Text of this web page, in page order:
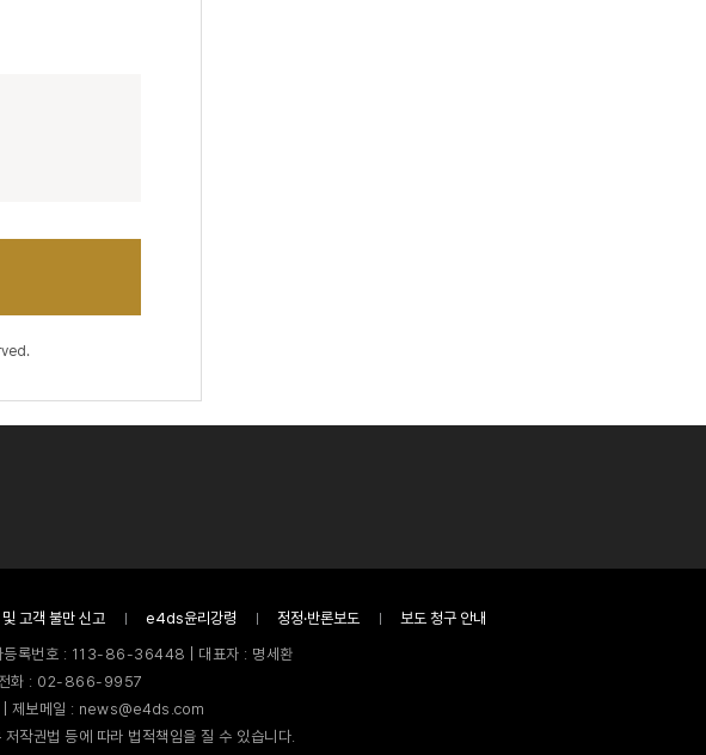
고객 불만 신고 e4ds윤리강령 정정·반론보도
보도 청구 안내
등록번호 : 113-86-36448 | 대표자 : 명세환
| 전화 : 02-866-9957
| 제보메일 : news@e4ds.com
작권법 등에 따라 법적책임을 질 수 있습니다.